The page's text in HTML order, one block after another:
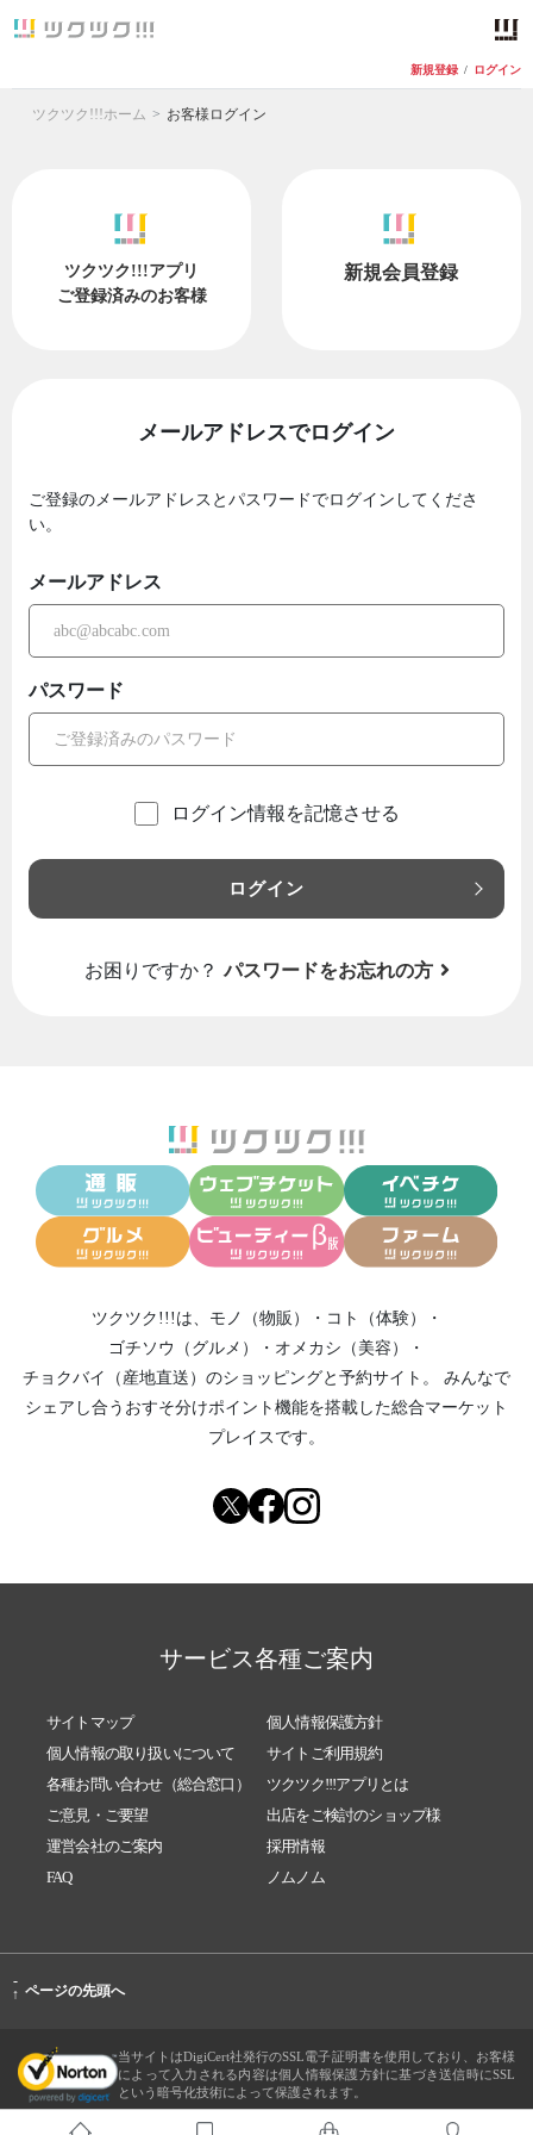
新規登録 / ログイン
ツクツク!!!ホーム お客様ログイン
ツクツク!!!アプリ
ご登録済みのお客様
新規会員登録
メールアドレスでログイン
ご登録のメールアドレスとパスワードでログインしてくださ
い。
メールアドレス
パスワード
ログイン情報を記憶させる
ログイン
お困りですか？ パスワードをお忘れの方
ツクツク!!!は、 モノ（物販） ・ コト（体験）
・
ゴチソウ（グルメ）
・ オメカシ（美容）
・
チョクバイ（産地直送） のショッピングと予約サイト。
みんなで
シェアし合う おすそ分けポイント機能を搭載した総合マーケット
プレイスです。
サービス各種ご案内
サイトマップ
個人情報保護方針
個人情報の取り扱いについて
サイトご利用規約
各種お問い合わせ（総合窓口）
ツクツク!!!アプリとは
ご意見・ご要望
出店をご検討のショップ様
運営会社のご案内
採用情報
FAQ
ノムノム
-
↑ ページの先頭へ
当サイトはDigiCert社発行のSSL電子証明書を使用しており、お客様
によって入力される内容は個人情報保護方針に基づき送信時にSSL
という暗号化技術によって保護されます。